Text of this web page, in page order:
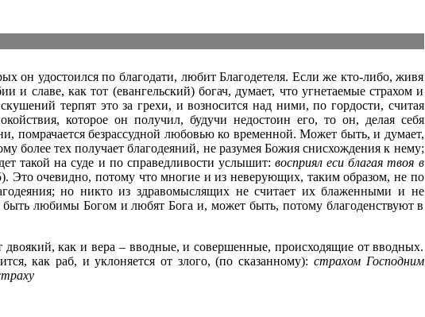
он удостоился по благодати, любит Благодетеля. Если же кто-либо, живя
и славе, как тот (евангельский) богач, думает, что угнетаемые страхом и
терпят это за грехи, и возносится над ними, по гордости, считая
которое он получил, будучи недостоин его, то он, делая себя
помрачается безрассудной любовью ко временной. Может быть, и думает,
более тех получает благодеяний, не разумея Божия снисхождения к нему;
такой на суде и по справедливости услышит: восприял еси благая твоя в
Это очевидно, потому что многие и из неверующих, таким образом, не по
но никто из здравомыслящих не считает их блаженными и не
быть любимы Богом и любят Бога и, может быть, потому благоденствуют в
двоякий, как и вера – вводные, и совершенные, происходящие от вводных.
как раб, и уклоняется от злого, (по сказанному): страхом Господним